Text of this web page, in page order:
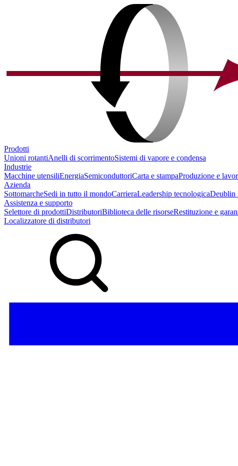
Prodotti
Unioni rotantiAnelli di scorrimentoSistemi di vapore e condensa
Industrie
Macchine utensiliEnergiaSemiconduttoriCarta e stampaProduzione e
Azienda
SottomarcheSedi in tutto il mondoCarrieraLeadership tecnologicaDeublin
Assistenza e supporto
Selettore di prodottiDistributoriBiblioteca delle risorseRestituzione e
Localizzatore di distributori